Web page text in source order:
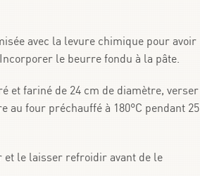
avec la levure chimique pour avoir
le beurre fondu à la pâte.
et fariné de 24 cm de diamètre, verser
au four préchauffé à 180°C pendant 25
et le laisser refroidir avant de le